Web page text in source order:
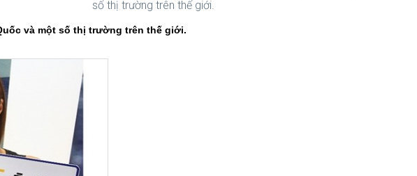
số thị trường trên thế giới.
và một số thị trường trên thế giới.